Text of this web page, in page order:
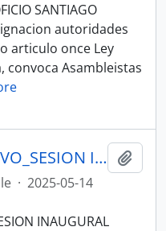
SANTIAGO
autoridades
articulo once Ley
convoca Asambleistas
002_RESUMEN EJECUTIVO_SESION INAUGURAL 2025-2029_14-05-25SESION DEL PLENO S/N INSTALACION ASAMBLEA NACIONAL 2025-2027
· 2025-05-14
INAUGURAL